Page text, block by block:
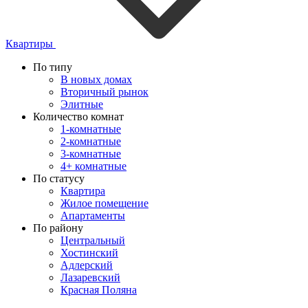
Квартиры
По типу
В новых домах
Вторичный рынок
Элитные
Количество комнат
1-комнатные
2-комнатные
3-комнатные
4+ комнатные
По статусу
Квартира
Жилое помещение
Апартаменты
По району
Центральный
Хостинский
Адлерский
Лазаревский
Красная Поляна